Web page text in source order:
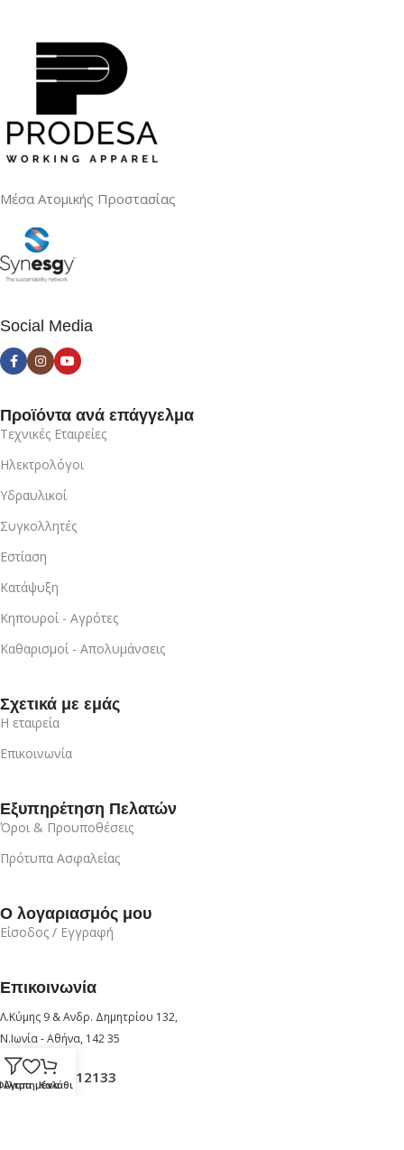
Μέσα Ατομικής Προστασίας
Social Media
Προϊόντα ανά επάγγελμα
Τεχνικές Εταιρείες
Ηλεκτρολόγοι
Υδραυλικοί
Συγκολλητές
Εστίαση
Κατάψυξη
Κηπουροί - Αγρότες
Καθαρισμοί - Απολυμάνσεις
Σχετικά με εμάς
Η εταιρεία
Επικοινωνία
Εξυπηρέτηση Πελατών
Όροι & Προυποθέσεις
Πρότυπα Ασφαλείας
Ο λογαριασμός μου
Είσοδος / Εγγραφή
Επικοινωνία
Λ.Κύμης 9 & Ανδρ. Δημητρίου 132,
Ν.Ιωνία - Αθήνα, 142 35
+30 210 6912133
Αγαπημένα
Καλάθι